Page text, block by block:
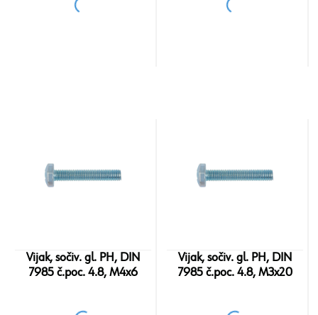
Vijak, sočiv. gl. PH, DIN
7985 č.poc. 4.8, M4x6
Vijak, sočiv. gl. PH, DIN
7985 č.poc. 4.8, M3x20